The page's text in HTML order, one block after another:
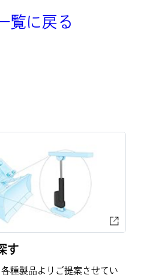
覧に戻る
す
種製品よりご提案させてい